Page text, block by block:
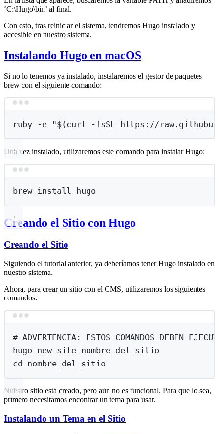
‘C:\Hugo\bin’ al final.
Con esto, tras reiniciar el sistema, tendremos Hugo instalado y
accesible en nuestro sistema.
Instalando Hugo en macOS
Si no lo tenemos ya instalado, instalaremos el gestor de paquetes
brew con el siguiente comando:
ruby -e "$(curl -fsSL https://
Una vez instalado, utilizaremos este comando para instalar Hugo:
brew install hugo
Creando el Sitio con Hugo
Creando el Sitio
Siguiendo el tutorial anterior, ya deberíamos tener Hugo instalado en
nuestro sistema.
Ahora, para crear un sitio con el CMS, utilizaremos los siguientes
comandos:
# ADVERTENCIA: ESTOS COMANDOS DEBEN
hugo new site nombre_del_sitio
cd nombre_del_sitio
Nuestro sitio está creado, pero aún no es funcional. Para que lo sea,
primero necesitamos encontrar un tema para usar.
Instalando un Tema en el Sitio